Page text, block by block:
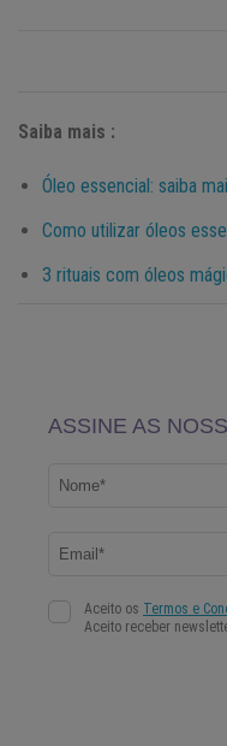
Saiba mais :
Óleo essencial: saiba
Como utilizar óleos
3 rituais com óleos